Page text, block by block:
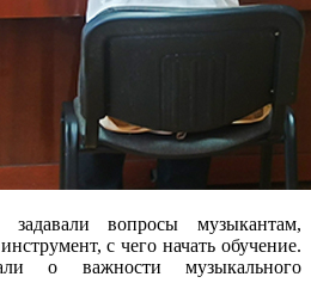
задавали вопросы музыкантам,
с чего начать обучение.
о важности музыкального